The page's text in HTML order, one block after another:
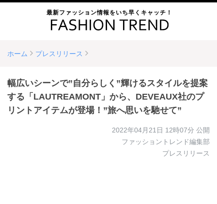
最新ファッション情報をいち早くキャッチ！
ホーム プレスリリース
幅広いシーンで”自分らしく”輝けるスタイルを提案
する「LAUTREAMONT」から、DEVEAUX社のプ
リントアイテムが登場！”旅へ思いを馳せて”
2022年04月21日 12時07分 公開
ファッショントレンド編集部
プレスリリース